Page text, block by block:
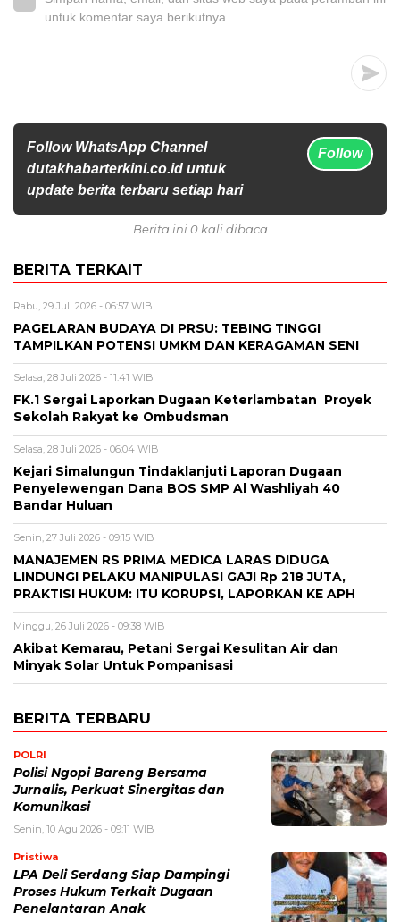
untuk komentar saya berikutnya.
Follow WhatsApp Channel
dutakhabarterkini.co.id untuk
update berita terbaru setiap hari
Follow
Berita ini 0 kali dibaca
BERITA TERKAIT
Rabu, 29 Juli 2026 - 06:57 WIB
PAGELARAN BUDAYA DI PRSU: TEBING TINGGI
TAMPILKAN POTENSI UMKM DAN KERAGAMAN SENI
Selasa, 28 Juli 2026 - 11:41 WIB
FK.1 Sergai Laporkan Dugaan Keterlambatan Proyek
Sekolah Rakyat ke Ombudsman
Selasa, 28 Juli 2026 - 06:04 WIB
Kejari Simalungun Tindaklanjuti Laporan Dugaan
Penyelewengan Dana BOS SMP Al Washliyah 40
Bandar Huluan
Senin, 27 Juli 2026 - 09:15 WIB
MANAJEMEN RS PRIMA MEDICA LARAS DIDUGA
LINDUNGI PELAKU MANIPULASI GAJI Rp 218 JUTA,
PRAKTISI HUKUM: ITU KORUPSI, LAPORKAN KE APH
Minggu, 26 Juli 2026 - 09:38 WIB
Akibat Kemarau, Petani Sergai Kesulitan Air dan
Minyak Solar Untuk Pompanisasi
BERITA TERBARU
POLRI
Polisi Ngopi Bareng Bersama
Jurnalis, Perkuat Sinergitas dan
Komunikasi
Senin, 10 Agu 2026 - 09:11 WIB
Pristiwa
LPA Deli Serdang Siap Dampingi
Proses Hukum Terkait Dugaan
Penelantaran Anak